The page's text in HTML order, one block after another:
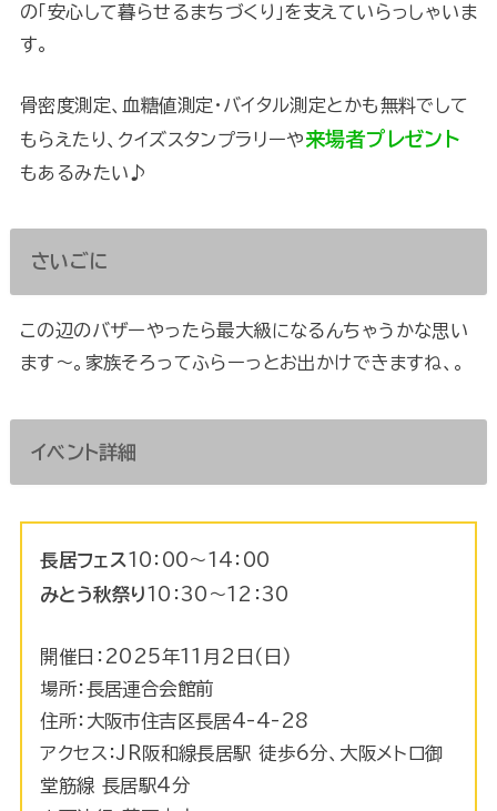
の「安心して暮らせるまちづくり」を支えていらっしゃいま
す。
骨密度測定、血糖値測定・バイタル測定とかも無料でして
もらえたり、クイズスタンプラリーや来場者プレゼント
もあるみたい♪
さいごに
この辺のバザーやったら最大級になるんちゃうかな思い
ます～。家族そろってふらーっとお出かけできますね、。
イベント詳細
長居フェス10：00～14：00
みとう秋祭り10：30～12：30
開催日：2025年11月2日(日)
場所：長居連合会館前
住所：大阪市住吉区長居4-4-28
アクセス：JR阪和線長居駅 徒歩6分、大阪メトロ御
堂筋線 長居駅4分